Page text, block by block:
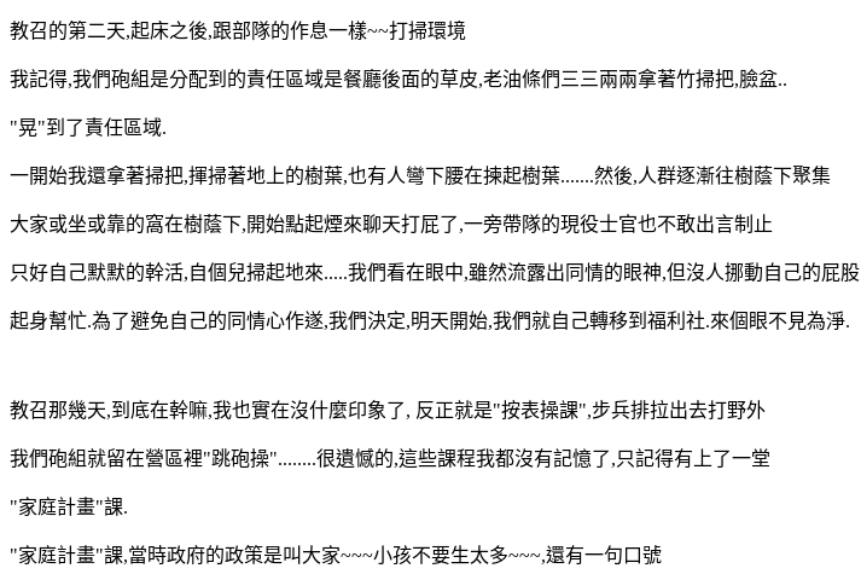
教召的第二天,起床之後,跟部隊的作息一樣~~打掃環境
我記得,我們砲組是分配到的責任區域是餐廳後面的草皮,老油條們三三兩兩拿著竹掃把,臉盆..
"晃"到了責任區域.
一開始我還拿著掃把,揮掃著地上的樹葉,也有人彎下腰在揀起樹葉.......然後,人群逐漸往樹蔭下聚集
大家或坐或靠的窩在樹蔭下,開始點起煙來聊天打屁了,一旁帶隊的現役士官也不敢出言制止
只好自己默默的幹活,自個兒掃起地來.....我們看在眼中,雖然流露出同情的眼神,但沒人挪動自己的屁股
起身幫忙.為了避免自己的同情心作遂,我們決定,明天開始,我們就自己轉移到福利社.來個眼不見為淨.
教召那幾天,到底在幹嘛,我也實在沒什麼印象了, 反正就是"按表操課",步兵排拉出去打野外
我們砲組就留在營區裡"跳砲操"........很遺憾的,這些課程我都沒有記憶了,只記得有上了一堂
"家庭計畫"課.
"家庭計畫"課,當時政府的政策是叫大家~~~小孩不要生太多~~~,還有一句口號